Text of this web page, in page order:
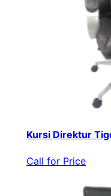
Kursi Direktur
Call for Price